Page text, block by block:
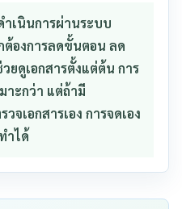
ำเนินการผ่านระบบ
องการลดขั้นตอน ลด
ดูเอกสารตั้งแต่ต้น การ
าะกว่า แต่ถ้ามี
จเอกสารเอง การจดเอง
ำได้